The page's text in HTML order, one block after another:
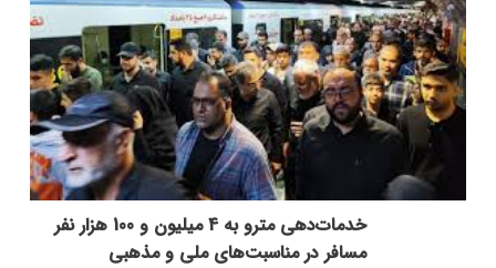
خدمات‌دهي مترو به 4 ميليون و 100 هزار نفر
مسافر در مناسبت‌هاي ملي و مذهبي